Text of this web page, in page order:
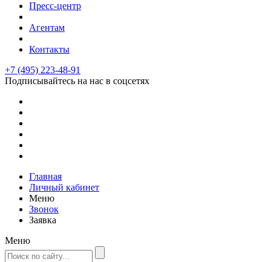
Пресс-центр
Агентам
Контакты
+7 (495) 223-48-91
Подписывайтесь на нас в соцсетях
Главная
Личный кабинет
Меню
Звонок
Заявка
Меню